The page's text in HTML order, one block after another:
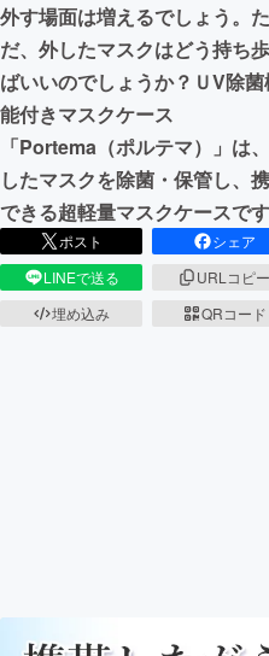
CAMPFIRE for Social
CAMPFIREふるさと納
外す場面は増えるでしょう。た
だ、外したマスクはどう持ち
ばいいのでしょうか？ＵV除
能付きマスクケース
「Portema（ポルテマ）」は
したマスクを除菌・保管し、
できる超軽量マスクケースです
ポスト
シェア
LINEで送る
URLコピー
埋め込み
QRコード